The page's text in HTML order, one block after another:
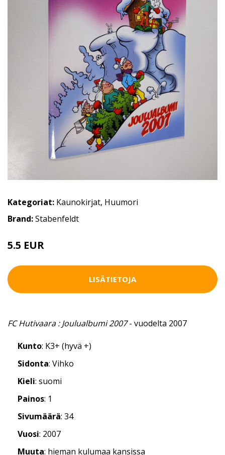
Kategoriat: Kaunokirjat, Huumori
Brand:Stabenfeldt
5.5 EUR
LISÄTIETOJA
FC Hutivaara : Joulualbumi 2007- vuodelta 2007
Kunto: K3+ (hyvä +)
Sidonta: Vihko
Kieli: suomi
Painos: 1
Sivumäärä: 34
Vuosi: 2007
Muuta: hieman kulumaa kansissa